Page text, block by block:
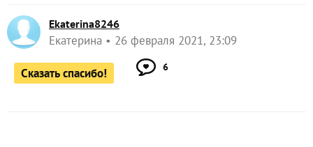
Ekaterina8246
Екатерина 26 февраля 2021, 23:09
Сказать спасибо! 6